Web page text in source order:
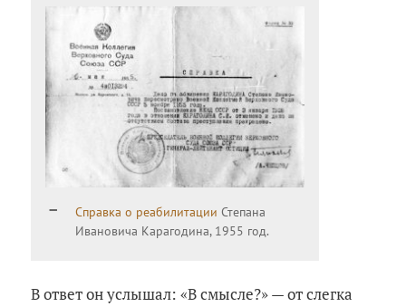
Справка о реабилитации Степана
Ивановича Карагодина, 1955 год.
В ответ он услышал: «В смысле?» — от слегка